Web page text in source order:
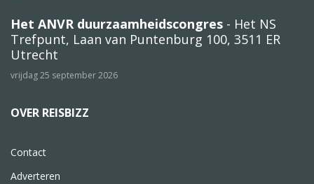
Het ANVR duurzaamheidscongres - Het NS
Trefpunt, Laan van Puntenburg 100, 3511 ER
Utrecht
vrijdag 25 september 2026
OVER REISBIZZ
Contact
Adverteren